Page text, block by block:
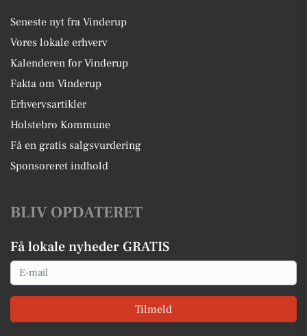
Seneste nyt fra Vinderup
Vores lokale erhverv
Kalenderen for Vinderup
Fakta om Vinderup
Erhvervsartikler
Holstebro Kommune
Få en gratis salgsvurdering
Sponsoreret indhold
BLIV OPDATERET
Få lokale nyheder GRATIS
Email
Tilmeld